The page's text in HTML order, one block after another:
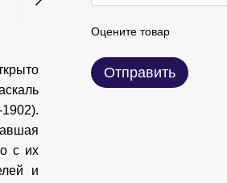
с их
и
Оцените товар
Отправить